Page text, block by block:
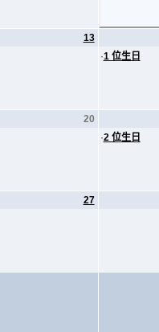
13
·1 位生日
20
·2 位生日
27